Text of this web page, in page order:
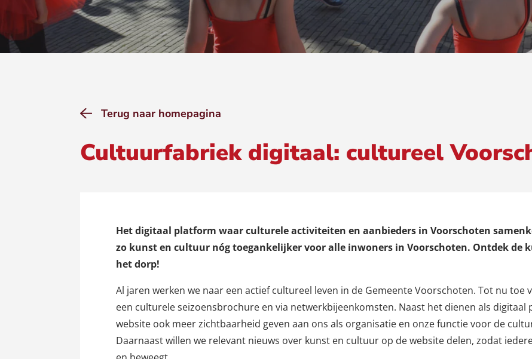
Terug naar homepagina
Cultuurfabriek digitaal: cultureel
Het digitaal platform waar culturele activiteiten en aanbieders in Voorschoten
zo kunst en cultuur nóg toegankelijker voor alle inwoners in Voorschoten. Ontdek
het dorp!
Al jaren werken we naar een actief cultureel leven in de Gemeente Voorschoten. Tot nu
een culturele seizoensbrochure en via netwerkbijeenkomsten. Naast het dienen als
website ook meer zichtbaarheid geven aan ons als organisatie en onze functie voor de
Daarnaast willen we relevant nieuws over kunst en cultuur op de website delen, zodat